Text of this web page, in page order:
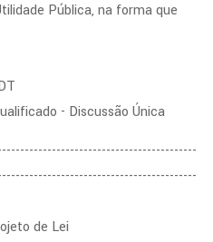
Pública, na forma que
- Discussão Única
de Lei